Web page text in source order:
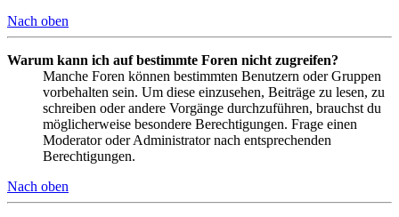
Nach oben
Warum kann ich auf bestimmte Foren nicht zugreifen?
Manche Foren können bestimmten Benutzern oder Gruppen
vorbehalten sein. Um diese einzusehen, Beiträge zu lesen, zu
schreiben oder andere Vorgänge durchzuführen, brauchst du
möglicherweise besondere Berechtigungen. Frage einen
Moderator oder Administrator nach entsprechenden
Berechtigungen.
Nach oben